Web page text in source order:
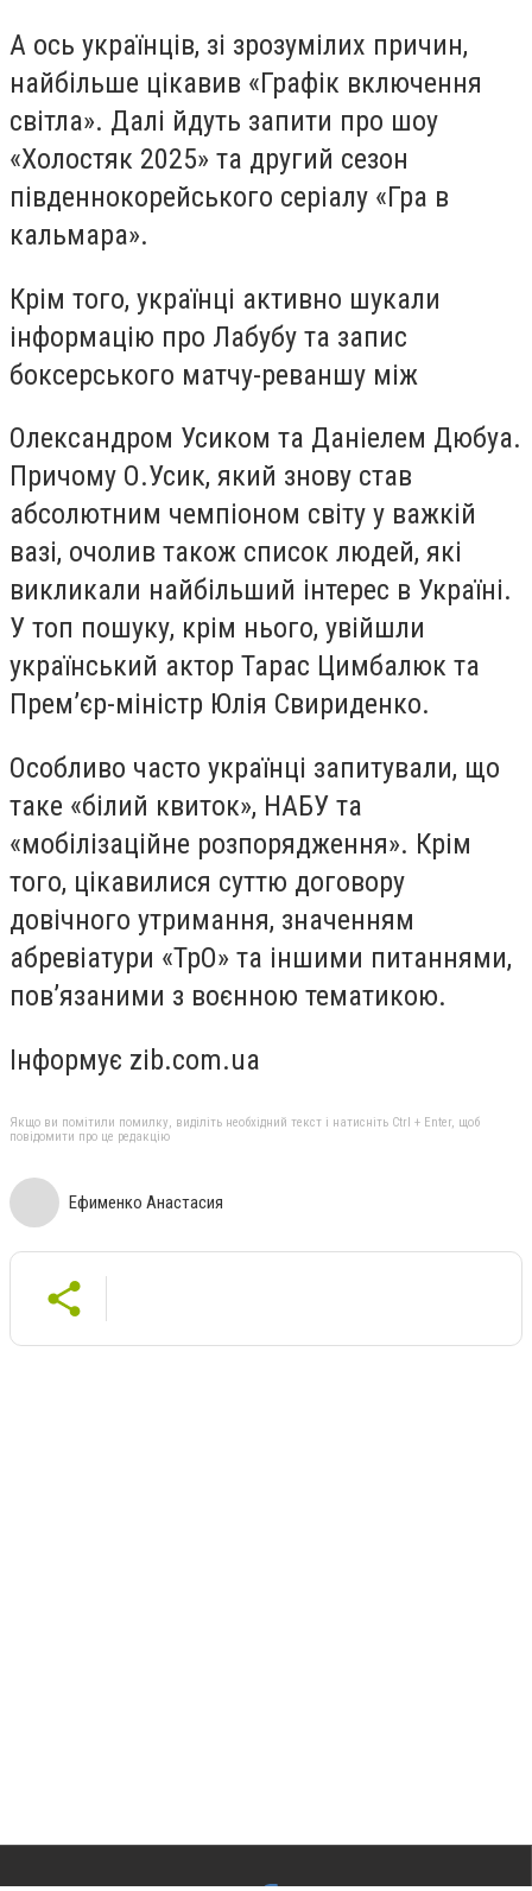
А ось українців, зі зрозумілих причин,
найбільше цікавив «Графік включення
світла». Далі йдуть запити про шоу
«Холостяк 2025» та другий сезон
південнокорейського серіалу «Гра в
кальмара».
Крім того, українці активно шукали
інформацію про Лабубу та запис
боксерського матчу-реваншу між
Олександром Усиком та Даніелем Дюбуа.
Причому О.Усик, який знову став
абсолютним чемпіоном світу у важкій
вазі, очолив також список людей, які
викликали найбільший інтерес в Україні.
У топ пошуку, крім нього, увійшли
український актор Тарас Цимбалюк та
Прем’єр-міністр Юлія Свириденко.
Особливо часто українці запитували, що
таке «білий квиток», НАБУ та
«мобілізаційне розпорядження». Крім
того, цікавилися суттю договору
довічного утримання, значенням
абревіатури «ТрО» та іншими питаннями,
пов’язаними з воєнною тематикою.
Інформує zib.com.ua
Якщо ви помітили помилку, виділіть необхідний текст і натисніть Ctrl + Enter, щоб
повідомити про це редакцію
Ефименко Анастасия